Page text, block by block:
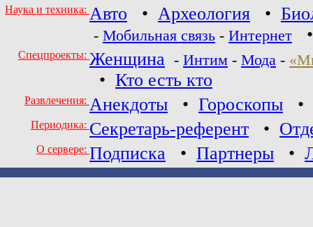
Наука и техника: Авто • Археология •
- Мобильная связь - Интернет
Спецпроекты: Женщина - Интим - Мода -
• Кто есть кто
Развлечения: Анекдоты • Гороскопы •
Периодика: Секретарь-референт •
О сервере: Подписка • Партнеры •